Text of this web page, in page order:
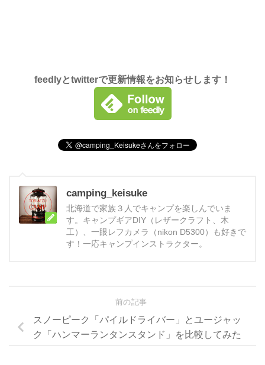
feedlyとtwitterで更新情報をお知らせします！
camping_keisuke
北海道で家族３人でキャンプを楽しんでいま
す。キャンプギアDIY（レザークラフト、木
工）、一眼レフカメラ（nikon D5300）も好きで
す！一応キャンプインストラクター。
前の記事
スノーピーク「パイルドライバー」とユージャッ
ク「ハンマーランタンスタンド」を比較してみた